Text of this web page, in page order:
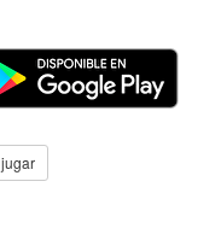
jugar